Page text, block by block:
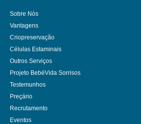
Sobre Nós
Vantagens
Criopreservação
Células Estaminais
Outros Serviços
Projeto BebéVida Sorrisos
Testemunhos
Preçário
Recrutamento
Eventos